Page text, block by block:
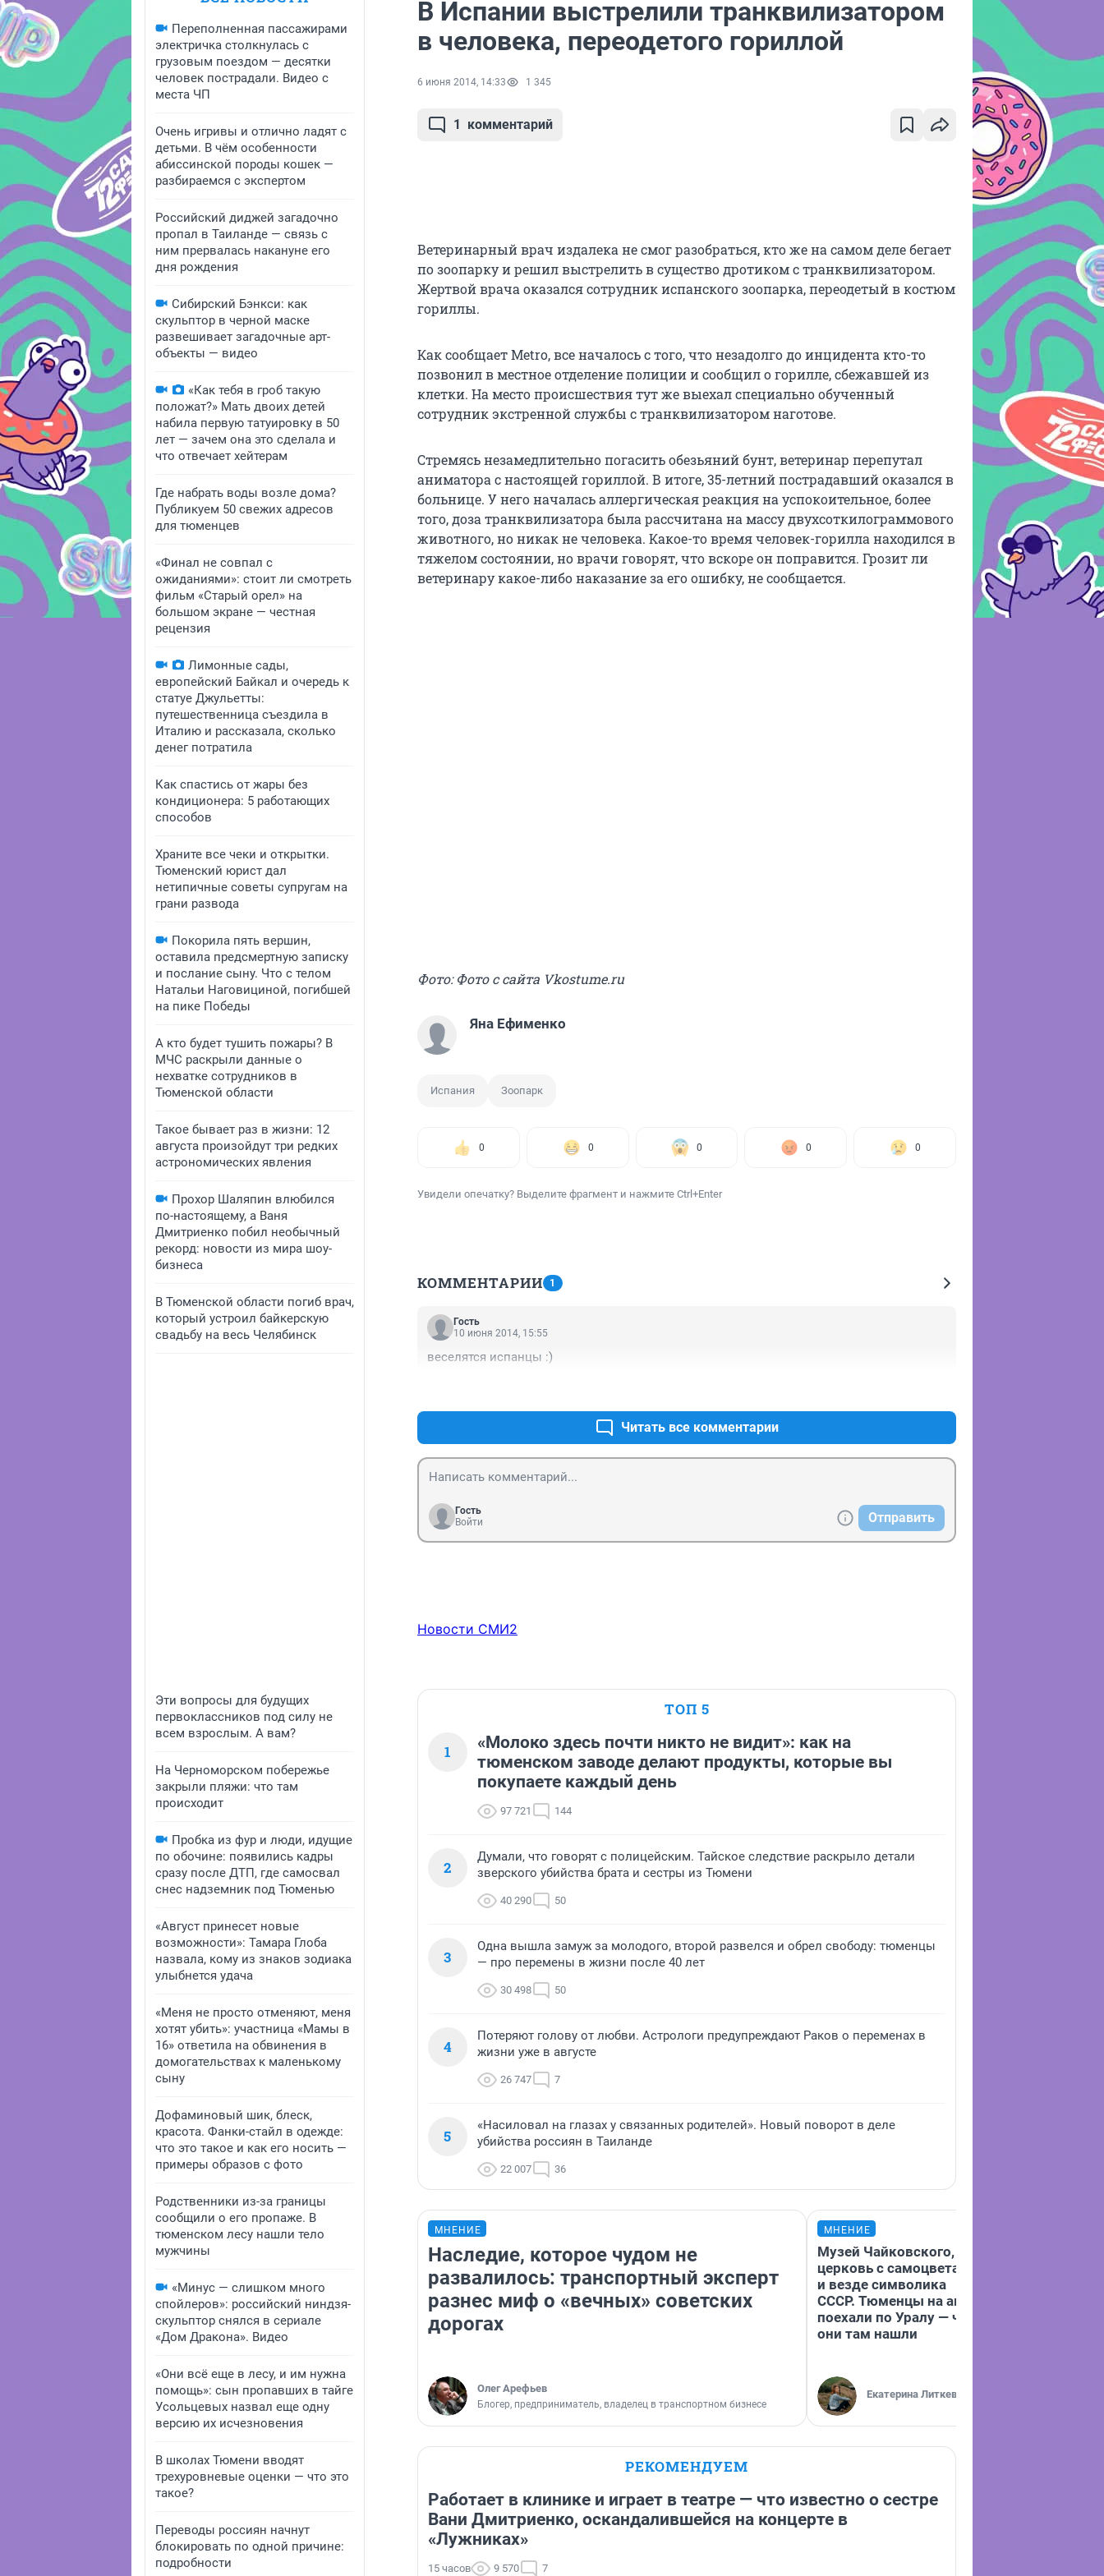
Переполненная пассажирами
электричка столкнулась с
грузовым поездом — десятки
человек пострадали. Видео с
места ЧП
Очень игривы и отлично ладят с
детьми. В чём особенности
абиссинской породы кошек —
разбираемся с экспертом
Российский диджей загадочно
пропал в Таиланде — связь с
ним прервалась накануне его
дня рождения
Сибирский Бэнкси: как
скульптор в черной маске
развешивает загадочные арт-
объекты — видео
«Как тебя в гроб такую
положат?» Мать двоих детей
набила первую татуировку в 50
лет — зачем она это сделала и
что отвечает хейтерам
Где набрать воды возле дома?
Публикуем 50 свежих адресов
для тюменцев
«Финал не совпал с
ожиданиями»: стоит ли смотреть
фильм «Старый орел» на
большом экране — честная
рецензия
Лимонные сады,
европейский Байкал и очередь к
статуе Джульетты:
путешественница съездила в
Италию и рассказала, сколько
денег потратила
Как спастись от жары без
кондиционера: 5 работающих
способов
Храните все чеки и открытки.
Тюменский юрист дал
нетипичные советы супругам на
грани развода
Покорила пять вершин,
оставила предсмертную записку
и послание сыну. Что с телом
Натальи Наговициной, погибшей
на пике Победы
А кто будет тушить пожары? В
МЧС раскрыли данные о
нехватке сотрудников в
Тюменской области
Такое бывает раз в жизни: 12
августа произойдут три редких
астрономических явления
Прохор Шаляпин влюбился
по-настоящему, а Ваня
Дмитриенко побил необычный
рекорд: новости из мира шоу-
бизнеса
В Тюменской области погиб врач,
который устроил байкерскую
свадьбу на весь Челябинск
Эти вопросы для будущих
первоклассников под силу не
всем взрослым. А вам?
На Черноморском побережье
закрыли пляжи: что там
происходит
Пробка из фур и люди, идущие
по обочине: появились кадры
сразу после ДТП, где самосвал
снес надземник под Тюменью
«Август принесет новые
возможности»: Тамара Глоба
назвала, кому из знаков зодиака
улыбнется удача
«Меня не просто отменяют, меня
хотят убить»: участница «Мамы в
16» ответила на обвинения в
домогательствах к маленькому
сыну
Дофаминовый шик, блеск,
красота. Фанки-стайл в одежде:
что это такое и как его носить —
примеры образов с фото
Родственники из-за границы
сообщили о его пропаже. В
тюменском лесу нашли тело
мужчины
«Минус — слишком много
спойлеров»: российский ниндзя-
скульптор снялся в сериале
«Дом Дракона». Видео
«Они всё еще в лесу, и им нужна
помощь»: сын пропавших в тайге
Усольцевых назвал еще одну
версию их исчезновения
В школах Тюмени вводят
трехуровневые оценки — что это
такое?
Переводы россиян начнут
блокировать по одной причине:
подробности
В Испании выстрелили транквилизатором
в человека, переодетого гориллой
6 июня 2014, 14:33 1 345
1 комментарий
Ветеринарный врач издалека не смог разобраться, кто же на самом деле бегает
по зоопарку и решил выстрелить в существо дротиком с транквилизатором.
Жертвой врача оказался сотрудник испанского зоопарка, переодетый в костюм
гориллы.
Как сообщает Metro, все началось с того, что незадолго до инцидента кто-то
позвонил в местное отделение полиции и сообщил о горилле, сбежавшей из
клетки. На место происшествия тут же выехал специально обученный
сотрудник экстренной службы с транквилизатором наготове.
Стремясь незамедлительно погасить обезьяний бунт, ветеринар перепутал
аниматора с настоящей гориллой. В итоге, 35-летний пострадавший оказался в
больнице. У него началась аллергическая реакция на успокоительное, более
того, доза транквилизатора была рассчитана на массу двухсоткилограммового
животного, но никак не человека. Какое-то время человек-горилла находился в
тяжелом состоянии, но врачи говорят, что вскоре он поправится. Грозит ли
ветеринару какое-либо наказание за его ошибку, не сообщается.
Фото: Фото с сайта Vkostume.ru
Яна Ефименко
Испания Зоопарк
0 0 0 0 0
Увидели опечатку? Выделите фрагмент и нажмите Ctrl+Enter
КОММЕНТАРИИ 1
Гость
10 июня 2014, 15:55
веселятся испанцы :)
Читать все комментарии
Гость
Войти
Отправить
Новости СМИ2
ТОП 5
1
«Молоко здесь почти никто не видит»: как на
тюменском заводе делают продукты, которые вы
покупаете каждый день
97 721 144
2
Думали, что говорят с полицейским. Тайское следствие раскрыло детали
зверского убийства брата и сестры из Тюмени
40 290 50
3
Одна вышла замуж за молодого, второй развелся и обрел свободу: тюменцы
— про перемены в жизни после 40 лет
30 498 50
4
Потеряют голову от любви. Астрологи предупреждают Раков о переменах в
жизни уже в августе
26 747 7
5
«Насиловал на глазах у связанных родителей». Новый поворот в деле
убийства россиян в Таиланде
22 007 36
МНЕНИЕ
Наследие, которое чудом не
развалилось: транспортный эксперт
разнес миф о «вечных» советских
дорогах
Олег Арефьев
Блогер, предприниматель, владелец в транспортном бизнесе
МНЕНИЕ
Музей Чайковского,
церковь с самоцветами
и везде символика
СССР. Тюменцы на авто
поехали по Уралу — что
они там нашли
Екатерина Литкевич
РЕКОМЕНДУЕМ
Работает в клинике и играет в театре — что известно о сестре
Вани Дмитриенко, оскандалившейся на концерте в
«Лужниках»
15 часов 9 570 7